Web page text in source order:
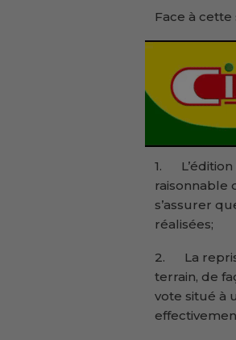
Face à cette
1. L’édition
raisonnable
s’assurer
réalisées;
2. La
terrain, de
vote situé à